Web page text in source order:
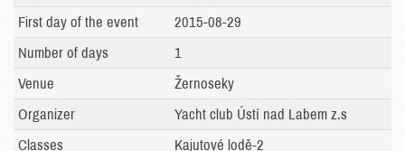
First day of the event
2015-08-29
Number of days
1
Venue
Žernoseky
Organizer
Yacht club Ústí nad Labem z.s
Classes
Kajutové lodě-2